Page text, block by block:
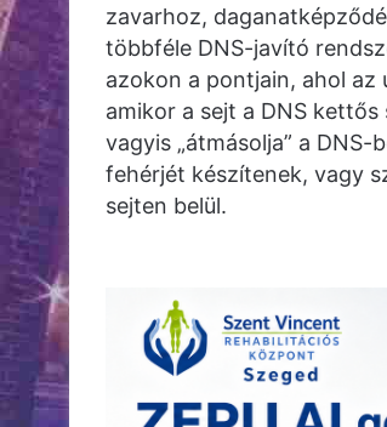
zavarhoz,
többféle DNS-javító
azokon a pontjain, ahol
amikor a sejt a DNS
vagyis „átmásolja” a
fehérjét készítenek, vagy
sejten belül.